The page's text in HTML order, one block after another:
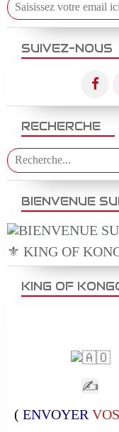
SUIVEZ-NOUS
RECHERCHE
BIENVENUE
⚜️ KING OF
KING OF
✍
( ENVOYER VOS